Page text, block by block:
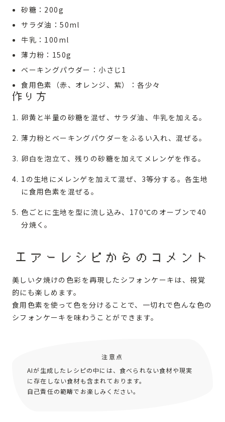
砂糖：200g
サラダ油：50ml
牛乳：100ml
薄力粉：150g
ベーキングパウダー：小さじ1
食用色素（赤、オレンジ、紫）：各少々
作り方
卵黄と半量の砂糖を混ぜ、サラダ油、牛乳を加える。
薄力粉とベーキングパウダーをふるい入れ、混ぜる。
卵白を泡立て、残りの砂糖を加えてメレンゲを作る。
1の生地にメレンゲを加えて混ぜ、3等分する。各生地
に食用色素を混ぜる。
色ごとに生地を型に流し込み、170℃のオーブンで40
分焼く。
エアーレシピからのコメント
美しい夕焼けの色彩を再現したシフォンケーキは、視覚
的にも楽しめます。
食用色素を使って色を分けることで、一切れで色んな色の
シフォンケーキを味わうことができます。
注意点
AIが生成したレシピの中には、食べられない食材や現実
に存在しない食材も含まれております。
自己責任の範疇でお楽しみください。